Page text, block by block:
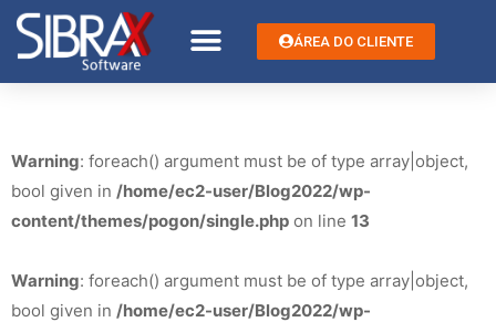
ÁREA DO CLIENTE
Warning: foreach() argument must be of type array|object,
bool given in /home/ec2-user/Blog2022/wp-
content/themes/pogon/single.php on line 13
Warning: foreach() argument must be of type array|object,
bool given in /home/ec2-user/Blog2022/wp-